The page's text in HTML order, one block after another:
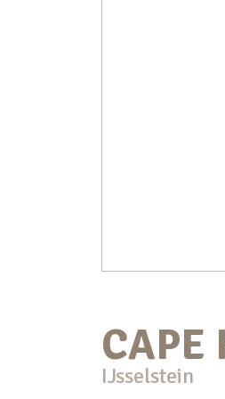
CAPE
IJsselstein